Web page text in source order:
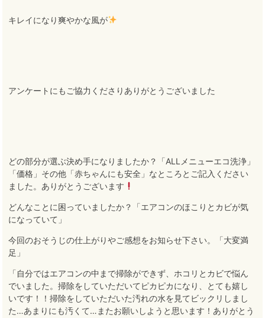
キレイになり爽やかな風が
アンケートにもご協力くださりありがとうございました
どの部分が選ぶ決め手になりましたか？「ALLメニューエコ洗浄」
「価格」その他「赤ちゃんにも安全」なところとご記入ください
ました。ありがとうございます
どんなことに困っていましたか？「エアコンのほこりとカビが気
になっていて」
今回のおそうじの仕上がりやご感想をお知らせ下さい。「大変満
足」
「自分ではエアコンの中まで掃除ができず、ホコリとカビで悩ん
でいました。掃除をしていただいてピカピカになり、とても嬉し
いです！！掃除をしていただいた汚れの水を見てビックリしまし
た…あまりにも汚くて…またお願いしようと思います！ありがとう